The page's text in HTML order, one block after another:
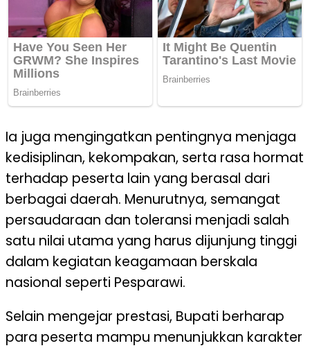
Ia juga mengingatkan pentingnya menjaga
kedisiplinan, kekompakan, serta rasa hormat
terhadap peserta lain yang berasal dari
berbagai daerah. Menurutnya, semangat
persaudaraan dan toleransi menjadi salah
satu nilai utama yang harus dijunjung tinggi
dalam kegiatan keagamaan berskala
nasional seperti Pesparawi.
Selain mengejar prestasi, Bupati berharap
para peserta mampu menunjukkan karakter